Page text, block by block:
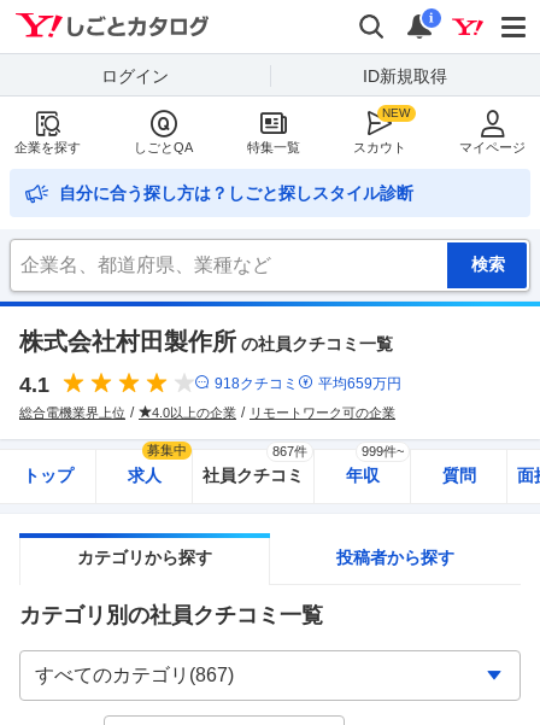
検索
通知
i
ログイン ID新規取得
企業を探す しごとQA 特集一覧 スカウト マイページ
自分に合う探し方は？しごと探しスタイル診断
株式会社村田製作所 の社員クチコミ一覧
4.1 918クチコミ 平均659万円
総合電機業界上位 4.0以上の企業 リモートワーク可の企業
トップ 求人
募集中
社員クチコミ
867件
年収
999件~
質問 面
カテゴリから探す 投稿者から探す
カテゴリ別の社員クチコミ一覧